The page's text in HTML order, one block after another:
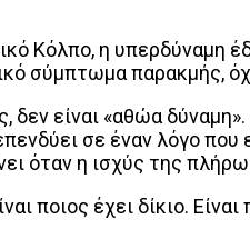
Κόλπο, η υπερδύναμη
σύμπτωμα παρακμής,
δεν είναι «αθώα
σε έναν λόγο
όταν η ισχύς της
ποιος έχει δίκιο.